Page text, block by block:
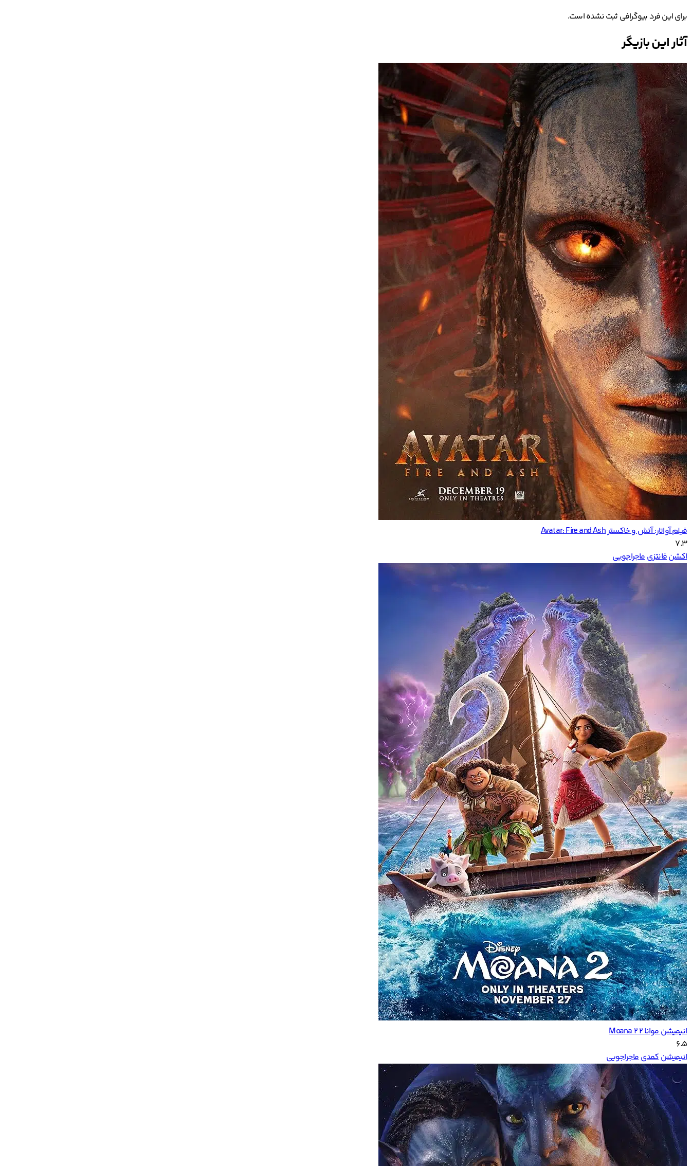
برای این فرد بیوگرافی ثبت نشده است.
آثار این بازیگر
فیلم آواتار: آتش و خاکستر Avatar: Fire and Ash
7.3
اکشنفانتزیماجراجویی
انیمیشن موانا ۲ Moana 2
6.5
انیمیشنکمدیماجراجویی